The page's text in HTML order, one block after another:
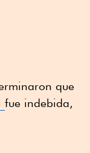
que
fue indebida,